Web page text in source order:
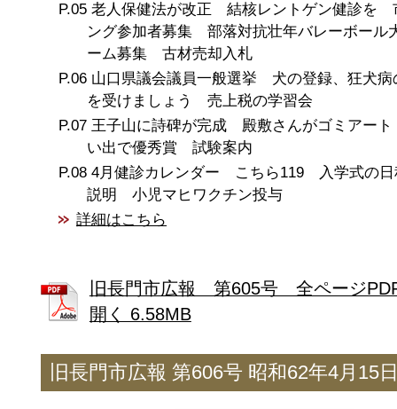
老人保健法が改正 結核レントゲン健診を
ング参加者募集 部落対抗壮年バレーボール
ーム募集 古材売却入札
山口県議会議員一般選挙 犬の登録、狂犬病
を受けましょう 売上税の学習会
王子山に詩碑が完成 殿敷さんがゴミアー
い出で優秀賞 試験案内
4月健診カレンダー こちら119 入学式の
説明 小児マヒワクチン投与
詳細はこちら
旧長門市広報 第605号 全ページ
開く 6.58MB
旧長門市広報 第606号 昭和62年4月15